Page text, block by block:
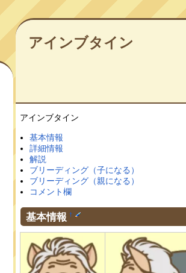
アインブタイン
アインブタイン
基本情報
詳細情報
解説
ブリーディング（子になる）
ブリーディング（親になる）
コメント欄
基本情報 †